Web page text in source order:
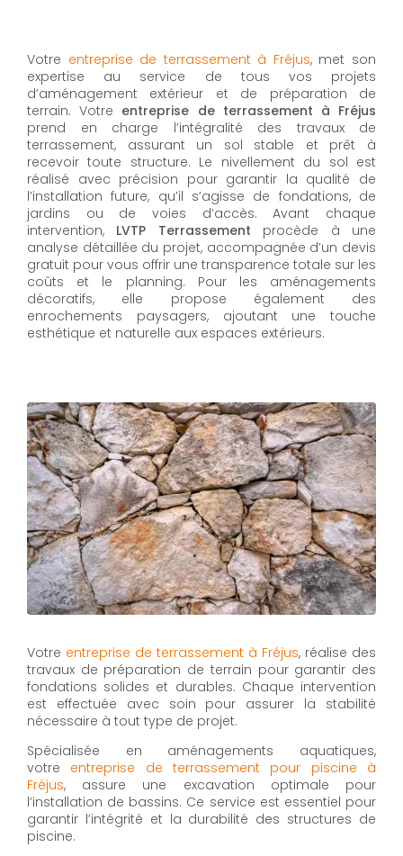
Votre entreprise de terrassement à Fréjus, met son
expertise au service de tous vos projets
d’aménagement extérieur et de préparation de
terrain. Votre entreprise de terrassement à Fréjus
prend en charge l’intégralité des travaux de
terrassement, assurant un sol stable et prêt à
recevoir toute structure. Le nivellement du sol est
réalisé avec précision pour garantir la qualité de
l’installation future, qu’il s’agisse de fondations, de
jardins ou de voies d’accès. Avant chaque
intervention, LVTP Terrassement procède à une
analyse détaillée du projet, accompagnée d’un devis
gratuit pour vous offrir une transparence totale sur les
coûts et le planning. Pour les aménagements
décoratifs, elle propose également des
enrochements paysagers, ajoutant une touche
esthétique et naturelle aux espaces extérieurs.
Votre entreprise de terrassement à Fréjus, réalise des
travaux de préparation de terrain pour garantir des
fondations solides et durables. Chaque intervention
est effectuée avec soin pour assurer la stabilité
nécessaire à tout type de projet.
Spécialisée en aménagements aquatiques,
votre entreprise de terrassement pour piscine à
Fréjus, assure une excavation optimale pour
l’installation de bassins. Ce service est essentiel pour
garantir l’intégrité et la durabilité des structures de
piscine.